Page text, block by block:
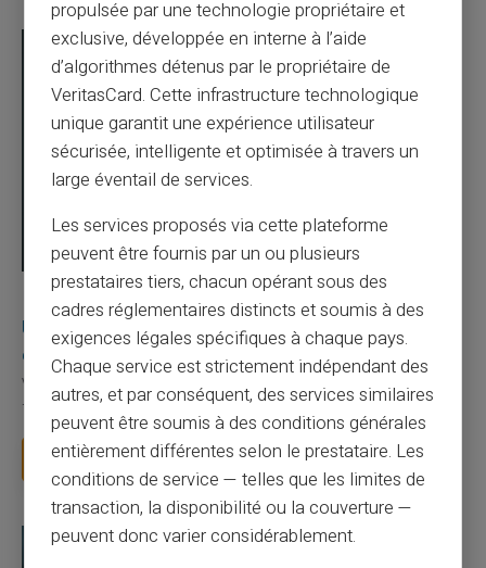
03/08/2026 Veritas Carte prépayée
Une carte bancaire gratuite sans compte, ça
existe ?
Vous avez tapé cette recherche parce que votre banque vous
facture 50 € par an pour une carte que vo...
Lire la suite
propulsée par une technologie propriétaire et
exclusive, développée en interne à l’aide
d’algorithmes détenus par le propriétaire de
VeritasCard. Cette infrastructure technologique
unique garantit une expérience utilisateur
sécurisée, intelligente et optimisée à travers un
large éventail de services.
Les services proposés via cette plateforme
peuvent être fournis par un ou plusieurs
prestataires tiers, chacun opérant sous des
cadres réglementaires distincts et soumis à des
exigences légales spécifiques à chaque pays.
Chaque service est strictement indépendant des
autres, et par conséquent, des services similaires
peuvent être soumis à des conditions générales
entièrement différentes selon le prestataire. Les
conditions de service — telles que les limites de
transaction, la disponibilité ou la couverture —
peuvent donc varier considérablement.